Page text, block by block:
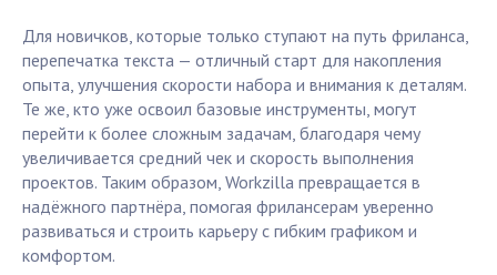
Для новичков, которые только ступают на путь фриланса,
перепечатка текста — отличный старт для накопления
опыта, улучшения скорости набора и внимания к деталям.
Те же, кто уже освоил базовые инструменты, могут
перейти к более сложным задачам, благодаря чему
увеличивается средний чек и скорость выполнения
проектов. Таким образом, Workzilla превращается в
надёжного партнёра, помогая фрилансерам уверенно
развиваться и строить карьеру с гибким графиком и
комфортом.